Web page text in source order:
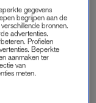
is omdat we te
Die kant van het
ook te weinig
gegevens
begrijpen aan de
bronnen.
advertenties.
Profielen
Beperkte
aanmaken ter
van
meten.